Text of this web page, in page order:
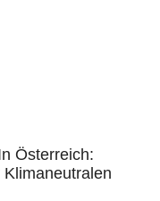
Österreich: